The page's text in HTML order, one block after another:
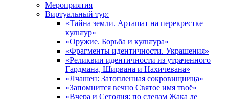
Мероприятия
Виртуальный тур:
«Тайна земли. Арташат на перекрестке
культур»
«Оружие. Борьба и культура»
«Фрагменты идентичности. Украшения»
«Реликвии идентичности из утраченного
Гардмана, Ширвана и Нахичевана»
«Лчашен: Затопленная сокровищница»
«Запомнится вечно Святое имя твоё»
«Вчера и Сегодня: по следам Жака де